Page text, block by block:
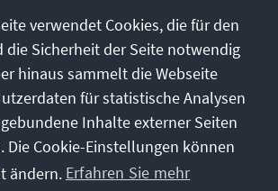
Jetzt abonnieren
verwendet Cookies, die für den
die Sicherheit der Seite notwendig
hinaus sammelt die Webseite
für statistische Analysen
Inhalte externer Seiten
Die Cookie-Einstellungen können
ändern. Erfahren Sie mehr